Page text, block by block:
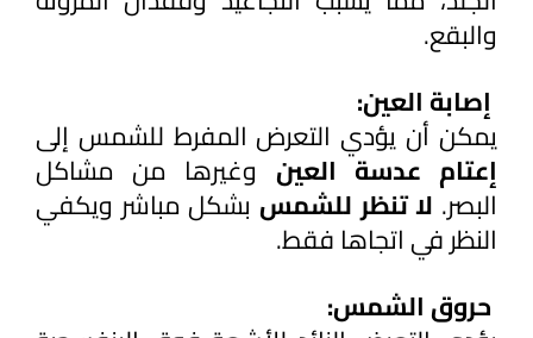
والبقع.
إصابة العين:
يمكن أن يؤدي التعرض المفرط للشمس إلى
إعتام عدسة العين
البصر. لا تنظر للشمس
النظر في اتجاها فقط.
حروق الشمس: